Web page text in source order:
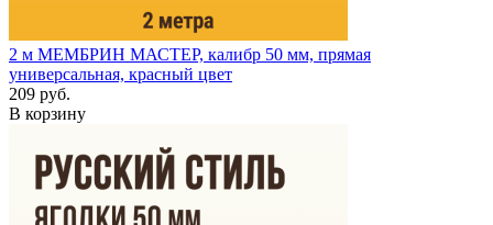
2 м МЕМБРИН МАСТЕР, калибр 50 мм, прямая
универсальная, красный цвет
209 руб.
В корзину